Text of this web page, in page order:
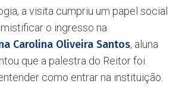
a visita cumpriu um papel social
o ingresso na
Carolina Oliveira Santos, aluna
que a palestra do Reitor foi
como entrar na instituição.